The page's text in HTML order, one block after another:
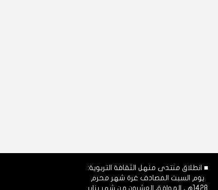
■ انطلاق منتدى منهل الثقافة التربوية:
يوم السبت المصادف غرة شهر محرم
1428هـ، الموافق العشرون من شهر يناير